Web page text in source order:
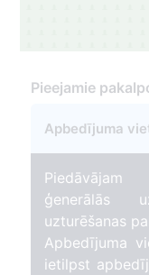
Pieejamie
Apbedījuma
ģenerālās
uzturēšanas
Apbedījuma
ietilpst